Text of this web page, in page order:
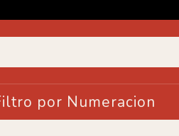
por Numeracion